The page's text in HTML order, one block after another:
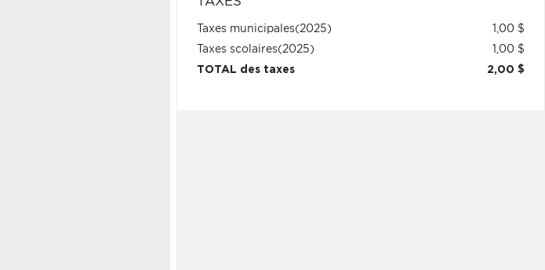
Taxes municipales(2025)
1,00 $
Taxes scolaires(2025)
1,00 $
TOTAL des taxes
2,00 $